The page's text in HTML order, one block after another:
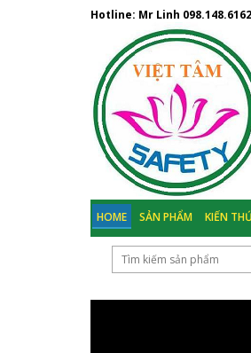
Hotline: Mr Linh 098.148.6162
HOME SẢN PHẨM KIẾN